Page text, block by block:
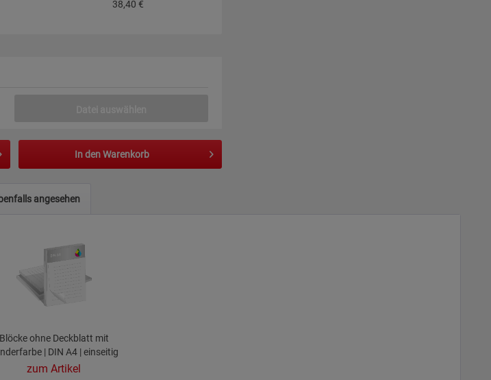
38,40 €
In denWarenkorb
angesehen
Blöcke ohne Deckblatt mit
| DIN A4 | einseitig
bedruckt
zum Artikel